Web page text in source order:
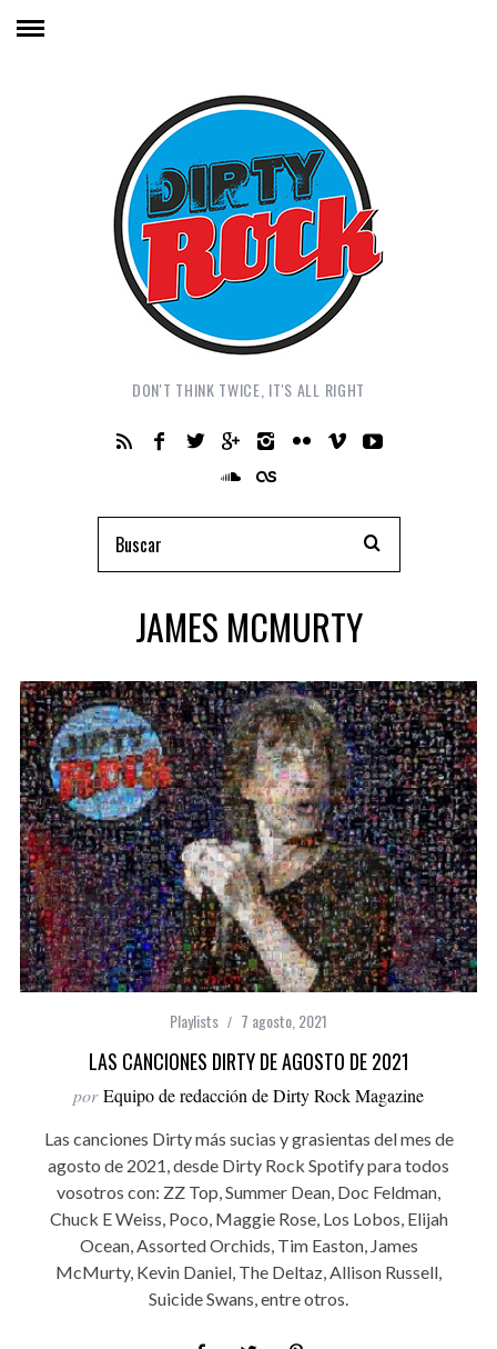
DON'T THINK TWICE, IT'S ALL RIGHT
JAMES MCMURTY
Playlists 7 agosto, 2021
LAS CANCIONES DIRTY DE AGOSTO DE 2021
por Equipo de redacción de Dirty Rock Magazine
Las canciones Dirty más sucias y grasientas del mes de
agosto de 2021, desde Dirty Rock Spotify para todos
vosotros con: ZZ Top, Summer Dean, Doc Feldman,
Chuck E Weiss, Poco, Maggie Rose, Los Lobos, Elijah
Ocean, Assorted Orchids, Tim Easton, James
McMurty, Kevin Daniel, The Deltaz, Allison Russell,
Suicide Swans, entre otros.